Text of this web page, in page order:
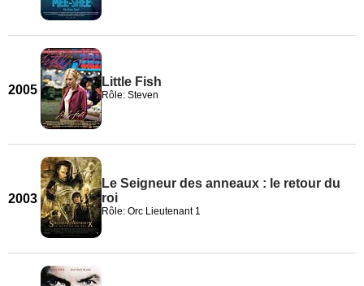
2005
Little Fish
Rôle: Steven
2003
Le Seigneur des anneaux : le retour du
roi
Rôle: Orc Lieutenant 1